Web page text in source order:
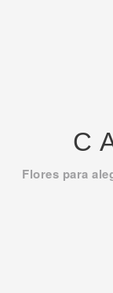
Flores para